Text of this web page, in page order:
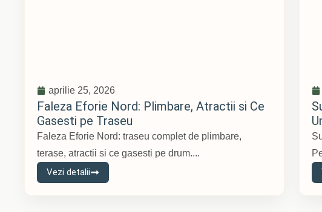
aprilie 25, 2026
Faleza Eforie Nord: Plimbare, Atractii si Ce
Gasesti pe Traseu
Faleza Eforie Nord: traseu complet de plimbare,
terase, atractii si ce gasesti pe drum....
Vezi detalii